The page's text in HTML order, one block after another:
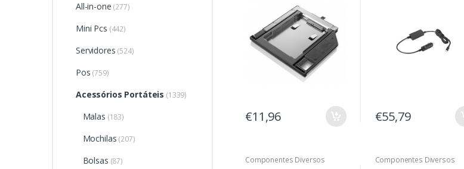
All-in-one (277)
Mini Pcs (442)
Servidores (524)
Pos (759)
Acessórios Portáteis (1339)
Malas (183)
Mochilas (207)
Bolsas (87)
€11,96 €55,79
Componentes Diversos Componentes Diversos